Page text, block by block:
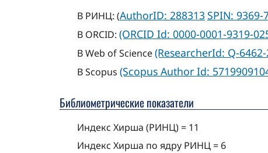
В РИНЦ: (AuthorID: 288313 SPIN: 9369-
В ORCID: (ORCID Id: 0000-0001-9319-
В Web of Science(ResearcherId: Q-
В Scopus (Scopus Author Id:
Библиометрические показатели
Индекс Хирша (РИНЦ) = 11
Индекс Хирша по ядру РИНЦ = 6